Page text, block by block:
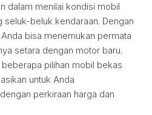
dalam menilai kondisi mobil
seluk-beluk kendaraan. Dengan
bisa menemukan permata
setara dengan motor baru.
pilihan mobil bekas
untuk Anda
perkiraan harga dan